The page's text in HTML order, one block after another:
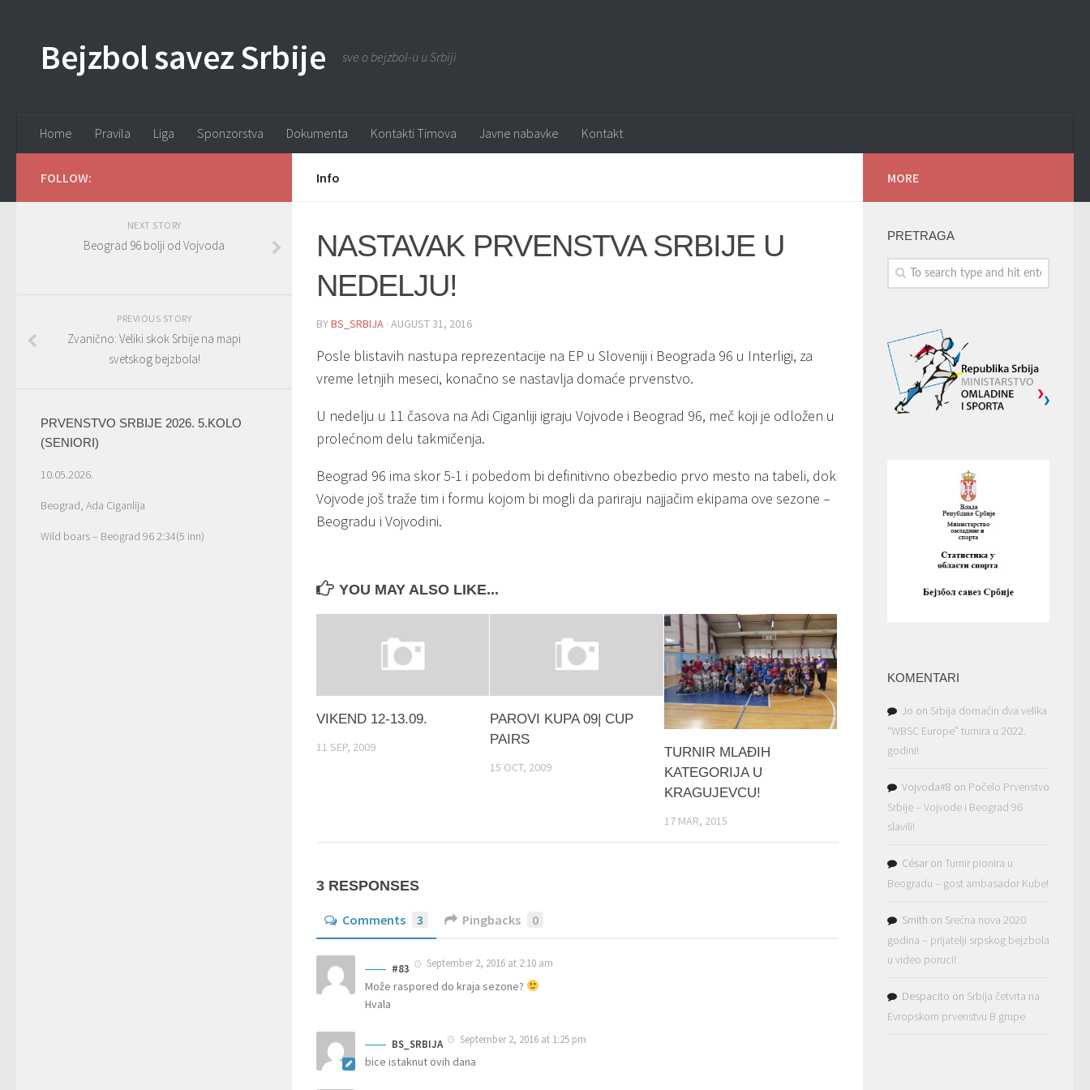
Bejzbol savez Srbije sve o bejzbol-u u Srbiji
Home Pravila Liga Sponzorstva Dokumenta Kontakti Timova Javne nabavke Kontakt
Info
NASTAVAK PRVENSTVA SRBIJE U
NEDELJU!
BYBS_SRBIJA · AUGUST 31, 2016
Posle blistavih nastupa reprezentacije na EP u Sloveniji i Beograda 96 u Interligi, za
vreme letnjih meseci, konačno se nastavlja domaće prvenstvo.
U nedelju u 11 časova na Adi Ciganliji igraju Vojvode i Beograd 96, meč koji je odložen u
prolećnom delu takmičenja.
Beograd 96 ima skor 5-1 i pobedom bi definitivno obezbedio prvo mesto na tabeli, dok
Vojvode još traže tim i formu kojom bi mogli da pariraju najjačim ekipama ove sezone –
Beogradu i Vojvodini.
YOU MAY ALSO LIKE...
VIKEND 12-13.09.
11 SEP, 2009
PAROVI KUPA 09| CUP
PAIRS
15 OCT, 2009
TURNIR MLAĐIH
KATEGORIJA U
KRAGUJEVCU!
17 MAR, 2015
3 RESPONSES
Comments 3 Pingbacks 0
#83 September 2, 2016 at 2:10 am
Može raspored do kraja sezone?
Hvala
BS_SRBIJA September 2, 2016 at 1:25 pm
bice istaknut ovih dana
FOLLOW:
NEXT STORY
Beograd 96 bolji od Vojvoda
PREVIOUS STORY
Zvanično: Veliki skok Srbije na mapi
svetskog bejzbola!
PRVENSTVO SRBIJE 2026. 5.KOLO
(SENIORI)
10.05.2026.
Beograd, Ada Ciganlija
Wild boars – Beograd 96 2:34(5 inn)
MORE
PRETRAGA
KOMENTARI
Jo on Srbija domaćin dva velika
“WBSC Europe” turnira u 2022.
godini!
Vojvoda#8 on Počelo Prvenstvo
Srbije – Vojvode i Beograd 96
slavili!
César on Turnir pionira u
Beogradu – gost ambasador Kube!
Smith on Srećna nova 2020
godina – prijatelji srpskog bejzbola
u video poruci!
Despacito on Srbija četvrta na
Evropskom prvenstvu B grupe